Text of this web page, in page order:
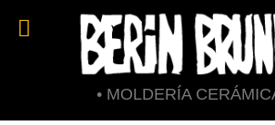
• MOLDERÍA